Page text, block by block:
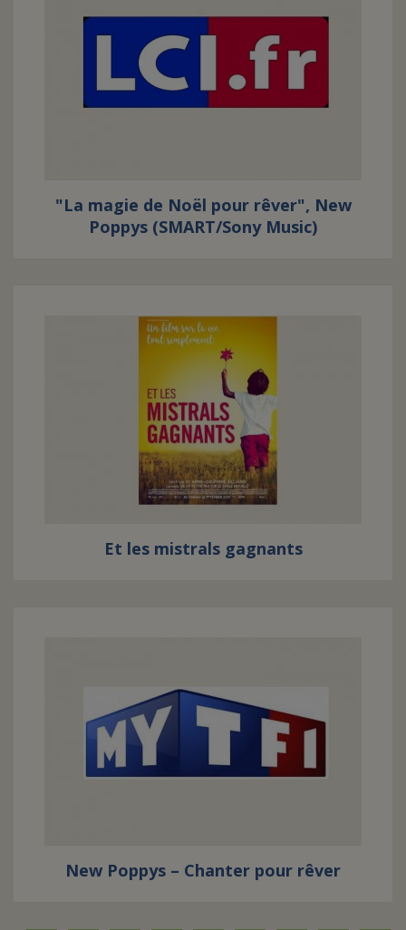
"La magie de Noël pour rêver", New
Poppys (SMART/Sony Music)
Et les mistrals gagnants
New Poppys – Chanter pour rêver